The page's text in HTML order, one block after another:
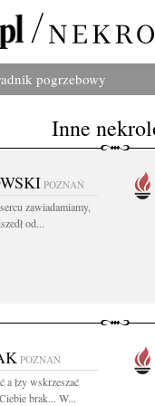
pogrzebowy
Inne
POZNAŃ
zawiadamiamy,
od...
POZNAŃ
a łzy wskrzeszać
brak... W...